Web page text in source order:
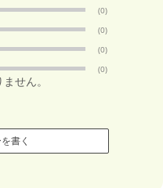
(0)
(0)
(0)
(0)
せん。
書く